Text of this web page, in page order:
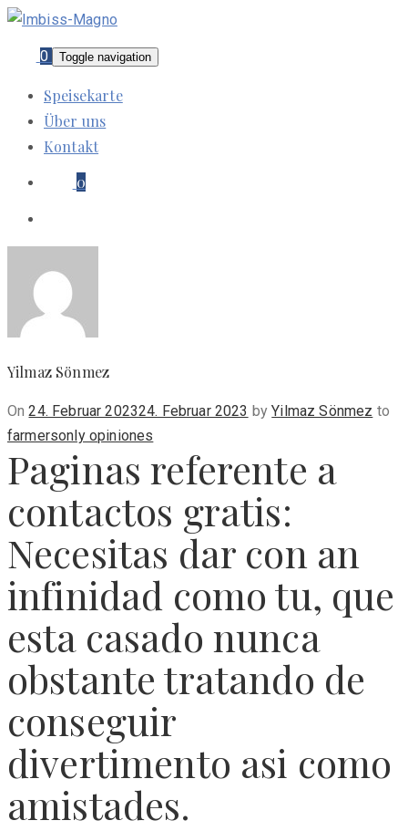
0 Toggle navigation
Speisekarte
Über uns
Kontakt
0
Yilmaz Sönmez
OnPosted
on
24. Februar 202324. Februar 2023 byYilmaz Sönmez to
farmersonly opiniones
Paginas referente a
contactos gratis:
Necesitas dar con an
infinidad como tu, que
esta casado nunca
obstante tratando de
conseguir
divertimento asi­ como
amistades.